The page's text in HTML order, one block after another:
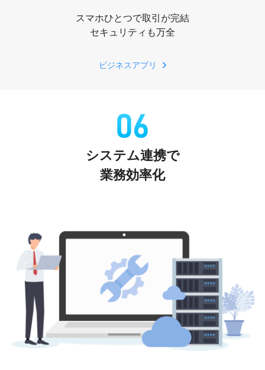
スマホひとつで取引が完結
セキュリティも万全
ビジネスアプリ
システム連携で
業務効率化